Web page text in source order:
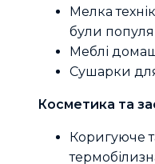
Мелка
були
Меблі
Сушарки для
Косметика та
Коригуюче